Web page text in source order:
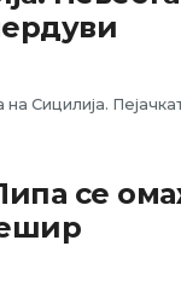
Сицилија.
се